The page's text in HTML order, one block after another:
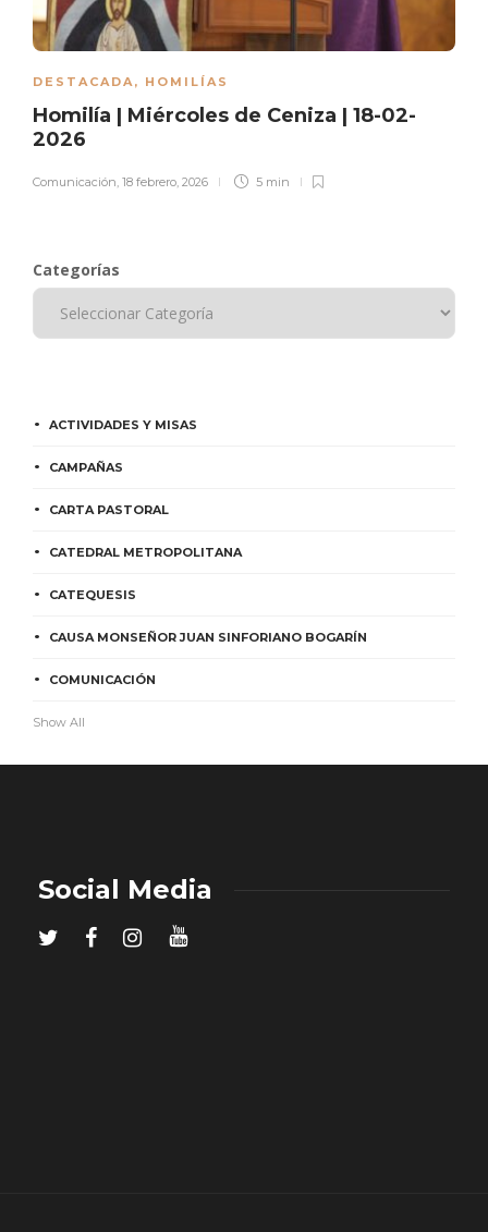
DESTACADA, HOMILÍAS
Homilía | Miércoles de Ceniza | 18-02-
2026
Comunicación, 18 febrero, 2026 5 min
Categorías
ACTIVIDADES Y MISAS
CAMPAÑAS
CARTA PASTORAL
CATEDRAL METROPOLITANA
CATEQUESIS
CAUSA MONSEÑOR JUAN SINFORIANO BOGARÍN
COMUNICACIÓN
Show All
Social Media